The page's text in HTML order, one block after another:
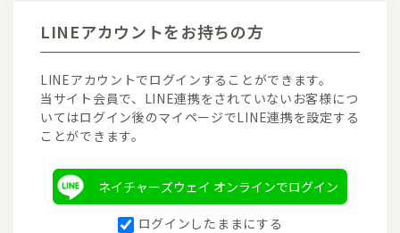
LINEアカウントをお持ちの方
LINEアカウントでログインすることができます。
当サイト会員で、LINE連携をされていないお客様につ
いてはログイン後のマイページでLINE連携を設定する
ことができます。
ネイチャーズウェイ オンラインでログイン
ログインしたままにする